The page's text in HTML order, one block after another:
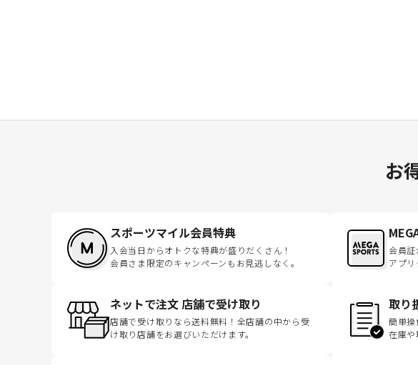
お
スポーツマイル会員特典
入会当日からオトクな特典が盛りだくさん！
会員さま限定のキャンペーンもお見逃しなく。
会員証
アプリ
ネットで注文 店舗で受け取り
店舗で受け取りなら送料無料！全店舗の中から受
け取り店舗をお選びいただけます。
取り
簡単
在庫や